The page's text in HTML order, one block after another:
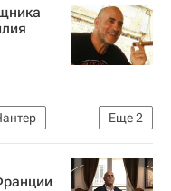
Еще2